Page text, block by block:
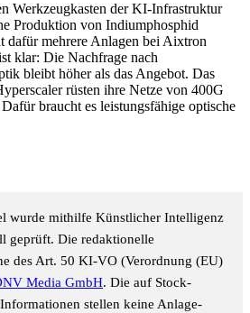
Werkzeugkasten der KI-Infrastruktur
Produktion von Indiumphosphid
dafür mehrere Anlagen bei Aixtron
klar: Die Nachfrage nach
bleibt höher als das Angebot. Das
rüsten ihre Netze von 400G
braucht es leistungsfähige optische
wurde mithilfe Künstlicher Intelligenz
geprüft. Die redaktionelle
des Art. 50 KI-VO (Verordnung (EU)
Media GmbH. Die auf Stock-
stellen keine Anlage-